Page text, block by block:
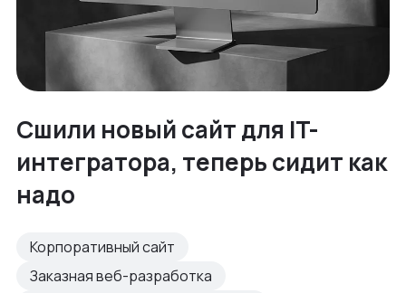
Сшили новый сайт для IT-
интегратора, теперь сидит как
надо
Корпоративный сайт
Заказная веб-разработка